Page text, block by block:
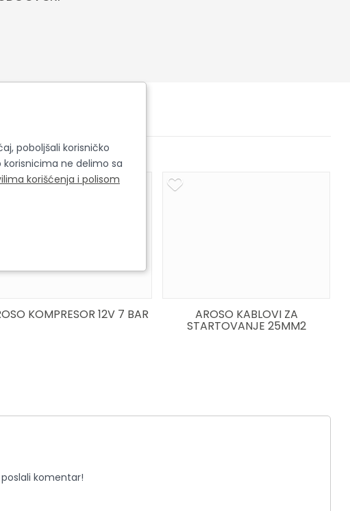
KOMPRESOR 12V 7 BAR AROSO KABLOVI ZA
STARTOVANJE 25MM2
komentar!
poboljšali korisničko
ne delimo sa
korišćenja i polisom